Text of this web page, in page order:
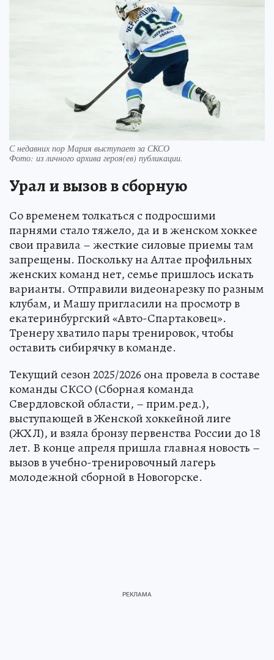
С недавних пор Мария выступает за СКСО
Фото: из личного архива героя(ев) публикации.
Урал и вызов в сборную
Со временем толкаться с подросшими
парнями стало тяжело, да и в женском хоккее
свои правила – жесткие силовые приемы там
запрещены. Поскольку на Алтае профильных
женских команд нет, семье пришлось искать
варианты. Отправили видеонарезку по разным
клубам, и Машу пригласили на просмотр в
екатеринбургский «Авто-Спартаковец».
Тренеру хватило пары тренировок, чтобы
оставить сибирячку в команде.
Текущий сезон 2025/2026 она провела в составе
команды СКСО (Сборная команда
Свердловской области, – прим.ред.),
выступающей в Женской хоккейной лиге
(ЖХЛ), и взяла бронзу первенства России до 18
лет. В конце апреля пришла главная новость –
вызов в учебно-тренировочный лагерь
молодежной сборной в Новогорске.